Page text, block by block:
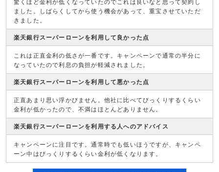
驚くほど金利が低くなっていたのでこれは良いなと思って契約し
ました。しばらくしてから使う機会があって、重宝させていただ
きました。
楽天銀行スーパーローンを利用して良かった点
これは正直金利の低さが一番です。キャンペーンで通常の半分に
なっていたので利息の負担が軽減されました。
楽天銀行スーパーローンを利用して悪かった点
正直あまり思い浮かびません。他社に比べてびっくりするくらい
金利が低かったので、不満はほとんどありません。
楽天銀行スーパーローンを利用する人へのアドバイス
キャンペーンに注目です。通常時でも低いほうですが、キャンペ
ーン中はびっくりするくらい金利が低くなります。